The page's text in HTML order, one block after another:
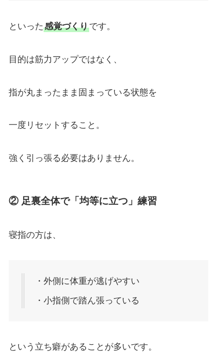
といった感覚づくりです。
目的は筋力アップではなく、
指が丸まったまま固まっている状態を
一度リセットすること。
強く引っ張る必要はありません。
② 足裏全体で「均等に立つ」練習
寝指の方は、
・外側に体重が逃げやすい
・小指側で踏ん張っている
という立ち癖があることが多いです。